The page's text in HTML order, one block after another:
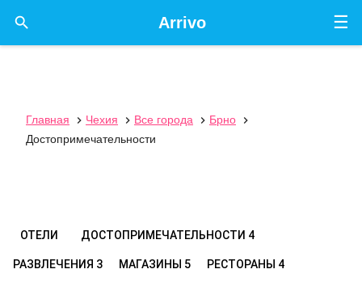
☰
Arrivo

Главная  Чехия  Все города  Брно

Достопримечательности
ОТЕЛИ ДОСТОПРИМЕЧАТЕЛЬНОСТИ 4
РАЗВЛЕЧЕНИЯ 3 МАГАЗИНЫ 5 РЕСТОРАНЫ 4